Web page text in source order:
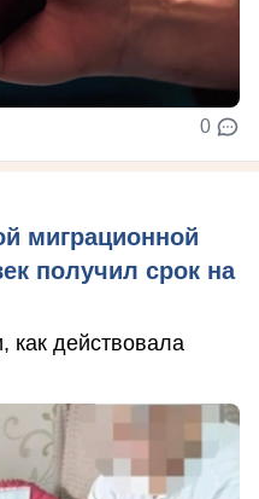
0
миграционной
получил срок на
как действовала